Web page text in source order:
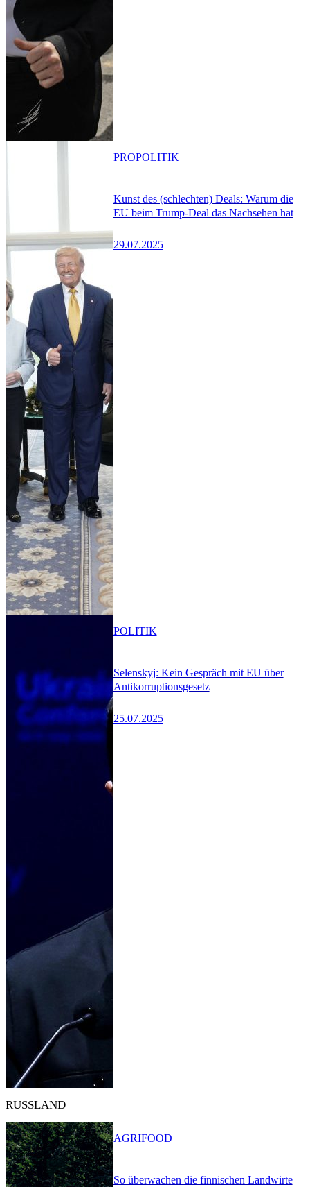
Kunst des (schlechten) Deals: Warum die
EU beim Trump-Deal das Nachsehen hat
29.07.2025
PROPOLITIK
Selenskyj: Kein Gespräch mit EU über
Antikorruptionsgesetz
25.07.2025
POLITIK
RUSSLAND
So überwachen die finnischen Landwirte
AGRIFOOD